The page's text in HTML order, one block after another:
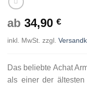
ab 34,90 €
inkl. MwSt. zzgl.
Das beliebte Achat
als einer der